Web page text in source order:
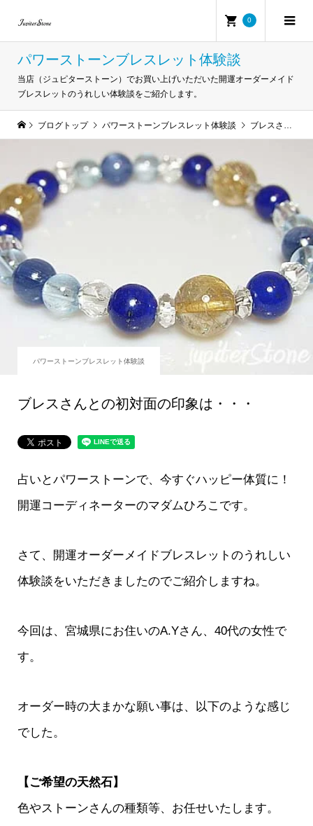
0
パワーストーンブレスレット体験談
当店（ジュピターストーン）でお買い上げいただいた開運オーダーメイド
ブレスレットのうれしい体験談をご紹介します。
ブログトップ パワーストーンブレスレット体験談 ブレスさんとの初対面の印象は・・・
パワーストーンブレスレット体験談
ブレスさんとの初対面の印象は・・・
占いとパワーストーンで、今すぐハッピー体質に！
開運コーディネーターのマダムひろこです。
さて、開運オーダーメイドブレスレットのうれしい
体験談をいただきましたのでご紹介しますね。
今回は、宮城県にお住いのA.Yさん、40代の女性で
す。
オーダー時の大まかな願い事は、以下のような感じ
でした。
【ご希望の天然石】
色やストーンさんの種類等、お任せいたします。